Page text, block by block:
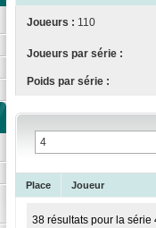
Joueurs : 110
Joueurs par série :
Poids par série :
Place Joueur
38 résultats pour la série